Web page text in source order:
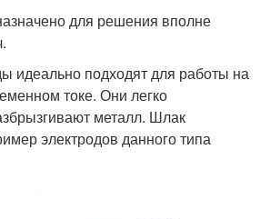
для решения вполне
идеально подходят для работы на
токе. Они легко
металл. Шлак
электродов данного типа